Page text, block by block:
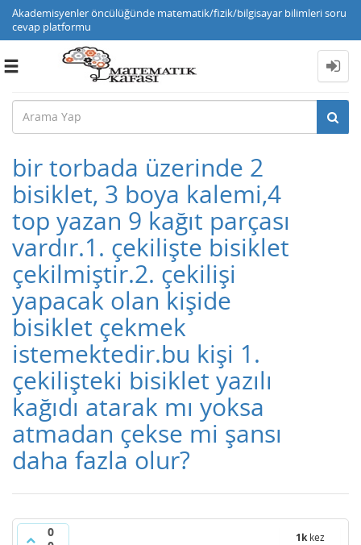
Akademisyenler öncülüğünde matematik/fizik/bilgisayar bilimleri soru
cevap platformu
Toggle
bir torbada üzerinde 2
bisiklet, 3 boya kalemi,4
top yazan 9 kağıt parçası
vardır.1. çekilişte bisiklet
çekilmiştir.2. çekilişi
yapacak olan kişide
bisiklet çekmek
istemektedir.bu kişi 1.
çekilişteki bisiklet yazılı
kağıdı atarak mı yoksa
atmadan çekse mi şansı
daha fazla olur?
0
1kkez